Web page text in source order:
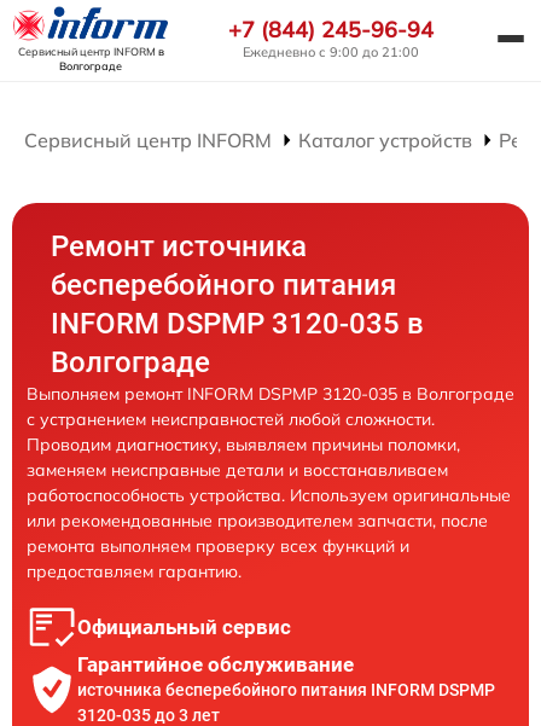
Сервисный центр INFORM в
Волгограде
+7 (844) 245-96-94
Ежедневно с 9:00 до 21:00
Сервисный центр INFORM Каталог устройств
Ремонт источника
бесперебойного питания
INFORM DSPMP 3120-035 в
Волгограде
Выполняем ремонт INFORM DSPMP 3120-035 в Волгограде
с устранением неисправностей любой сложности.
Проводим диагностику, выявляем причины поломки,
заменяем неисправные детали и восстанавливаем
работоспособность устройства. Используем оригинальные
или рекомендованные производителем запчасти, после
ремонта выполняем проверку всех функций и
предоставляем гарантию.
Официальный сервис
Гарантийное обслуживание
источника бесперебойного питания INFORM DSPMP
3120-035 до 3 лет